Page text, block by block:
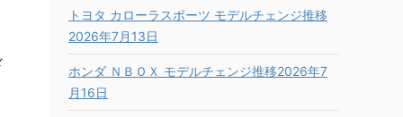
トヨタ カローラスポーツ モデルチェンジ推移
2026年7月13日
ホンダ ＮＢＯＸ モデルチェンジ推移2026年7
月16日